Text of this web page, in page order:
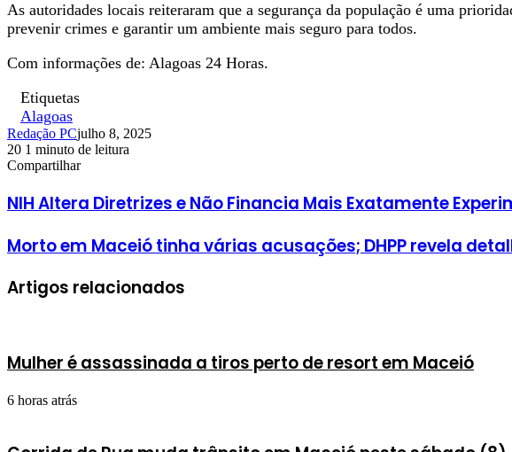
As autoridades locais reiteraram que a segurança da população é uma
prevenir crimes e garantir um ambiente mais seguro para todos.
Com informações de: Alagoas 24 Horas.
Etiquetas
Alagoas
Redação PCjulho 8, 2025
20 1 minuto de leitura
Facebook
X
Linkedin
Pinterest
WhatsApp
Telegram
Compartilhar
NIH Altera Diretrizes e Não Financia Mais Exatamente
Morto em Maceió tinha várias acusações; DHPP revela
Artigos relacionados
Mulher é assassinada a tiros perto de resort em Maceió
6 horas atrás